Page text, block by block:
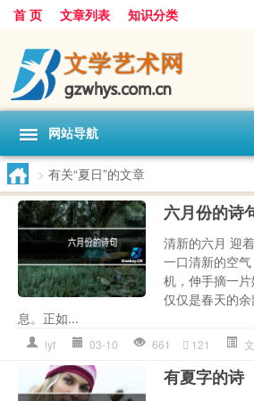
首 页 文章列表 知识分类
网站导航
> 有关“夏日”的文章
六月份的诗
清新的六月 迎
一口清新的空
机，伸手摘一
仅仅是春天的
息。正如...
lyf 03-10 661 121
有夏字的诗